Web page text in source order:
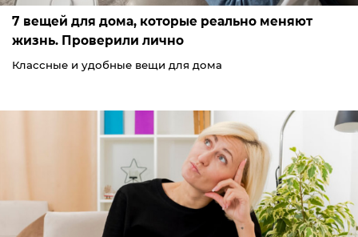
7 вещей для дома, которые реально меняют
жизнь. Проверили лично
Классные и удобные вещи для дома